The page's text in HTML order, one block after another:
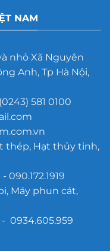
NAM
nhỏ Xã Nguyên
Anh, Tp Hà Nội,
581 0100
thép, Hạt thủy tinh,
090.172.1919
Máy phun cát,
0934.605.959